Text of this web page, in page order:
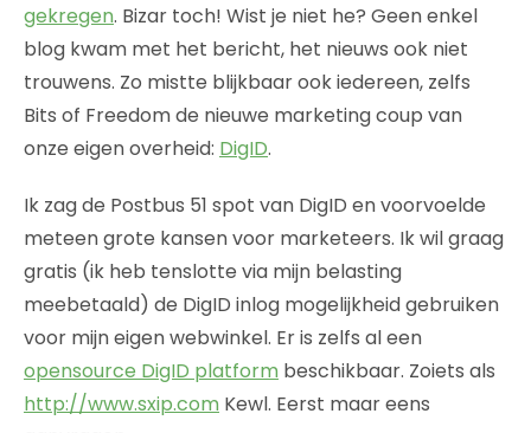
gekregen. Bizar toch! Wist je niet he? Geen enkel
blog kwam met het bericht, het nieuws ook niet
trouwens. Zo mistte blijkbaar ook iedereen, zelfs
Bits of Freedom de nieuwe marketing coup van
onze eigen overheid: DigID.
Ik zag de Postbus 51 spot van DigID en voorvoelde
meteen grote kansen voor marketeers. Ik wil graag
gratis (ik heb tenslotte via mijn belasting
meebetaald) de DigID inlog mogelijkheid gebruiken
voor mijn eigen webwinkel. Er is zelfs al een
opensource DigID platform beschikbaar. Zoiets als
http://www.sxip.com Kewl. Eerst maar eens